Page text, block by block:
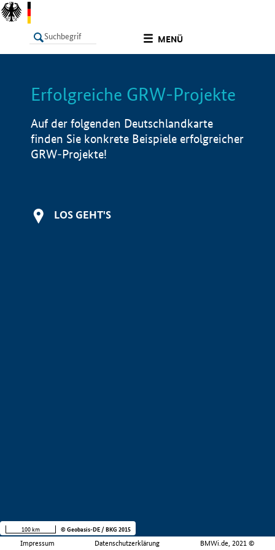
MENÜ
LISTE Info
Erfolgreiche GRW-Projekte
Auf der folgenden Deutschlandkarte
finden Sie konkrete Beispiele erfolgreicher
GRW-Projekte!
LOS GEHT'S
Impressum Datenschutzerklärung BMWi.de, 2021 ©
100 km © Geobasis-DE / BKG 2015